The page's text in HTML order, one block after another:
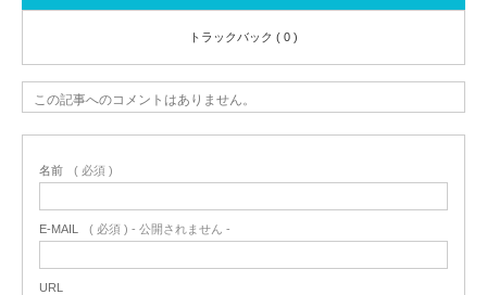
トラックバック ( 0 )
この記事へのコメントはありません。
名前 ( 必須 )
E-MAIL ( 必須 ) - 公開されません -
URL